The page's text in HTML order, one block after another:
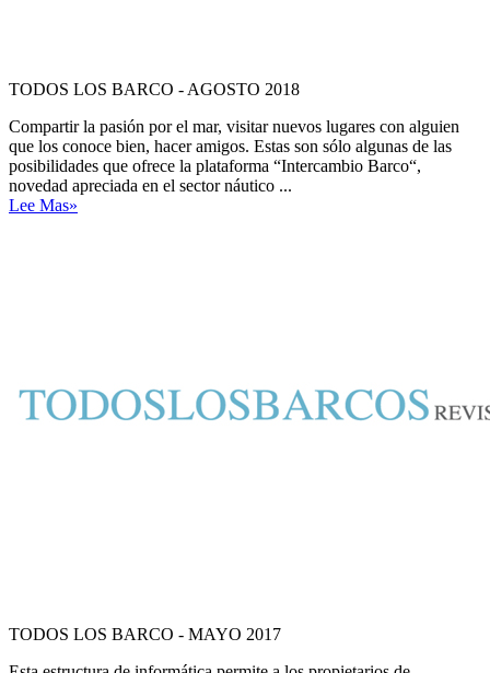
TODOS LOS BARCO - AGOSTO 2018
Compartir la pasión por el mar, visitar nuevos lugares con alguien
que los conoce bien, hacer amigos. Estas son sólo algunas de las
posibilidades que ofrece la plataforma “Intercambio Barco“,
novedad apreciada en el sector náutico ...
Lee Mas»
TODOS LOS BARCO - MAYO 2017